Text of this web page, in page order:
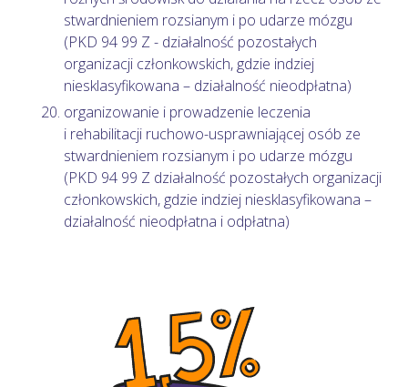
stwardnieniem rozsianym i po udarze mózgu
(PKD 94 99 Z - działalność pozostałych
organizacji członkowskich, gdzie indziej
niesklasyfikowana – działalność nieodpłatna)
organizowanie i prowadzenie leczenia
i rehabilitacji ruchowo-usprawniającej osób ze
stwardnieniem rozsianym i po udarze mózgu
(PKD 94 99 Z działalność pozostałych organizacji
członkowskich, gdzie indziej niesklasyfikowana –
działalność nieodpłatna i odpłatna)